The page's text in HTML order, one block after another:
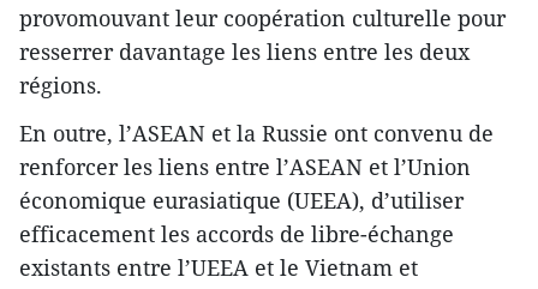
provomouvant leur coopération culturelle pour
resserrer davantage les liens entre les deux
régions.
En outre, l’ASEAN et la Russie ont convenu de
renforcer les liens entre l’ASEAN et l’Union
économique eurasiatique (UEEA), d’utiliser
efficacement les accords de libre-échange
existants entre l’UEEA et le Vietnam et